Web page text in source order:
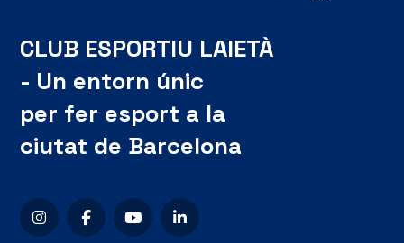
CLUB ESPORTIU LAIETÀ
- Un entorn únic
per fer esport a la
ciutat de Barcelona